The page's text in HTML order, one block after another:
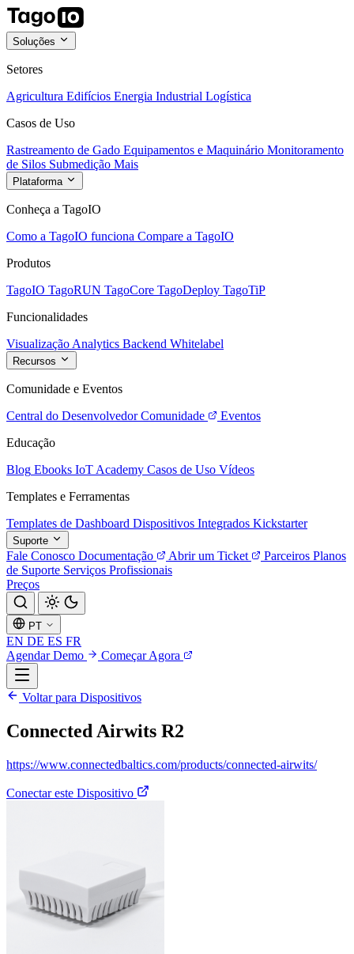
Soluções
Setores
Agricultura Edifícios Energia Industrial Logística
Casos de Uso
Rastreamento de Gado Equipamentos e Maquinário Monitoramento
de Silos Submedição Mais
Plataforma
Conheça a TagoIO
Como a TagoIO funciona Compare a TagoIO
Produtos
TagoIO TagoRUN TagoCore TagoDeploy TagoTiP
Funcionalidades
Visualização Analytics Backend Whitelabel
Recursos
Comunidade e Eventos
Central do Desenvolvedor Comunidade
Eventos
Educação
Blog Ebooks IoT Academy Casos de Uso Vídeos
Templates e Ferramentas
Templates de Dashboard Dispositivos Integrados Kickstarter
Suporte
Fale Conosco Documentação Abrir um Ticket Parceiros Planos
de Suporte Serviços Profissionais
Preços
PT
EN DE ES FR
Agendar Demo
Começar Agora
Voltar para Dispositivos
Connected Airwits R2
https://www.connectedbaltics.com/products/connected-airwits/
Conectar este Dispositivo